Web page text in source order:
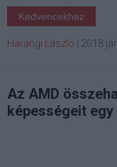
Kedvencekhez
Harangi László 2018
Az AMD
képességeit